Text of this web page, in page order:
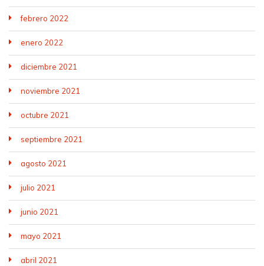
febrero 2022
enero 2022
diciembre 2021
noviembre 2021
octubre 2021
septiembre 2021
agosto 2021
julio 2021
junio 2021
mayo 2021
abril 2021